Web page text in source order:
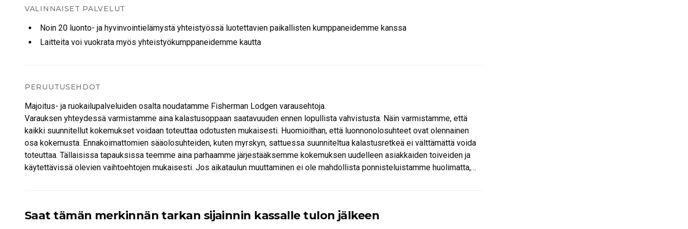
Puulämmitteinen kylpytynnyri (saatavilla 200 € lisämaksusta)
Nuotiopaikka kodikkaisiin iltoihin tulen äärellä
Köysirata ja trampoliini leikkisiin hetkiin metsässä
Mukavuudet
Takka
Perinteinen puulämmitteinen sauna
Wi-Fi
Jääkaappi
Pakastin
Pesukone pesuaineineen
VALINNAISET PALVELUT
Noin 20 luonto- ja hyvinvointielämystä yhteistyössä luotettavien paikallisten kumppaneidemme kanssa
Laitteita voi vuokrata myös yhteistyökumppaneidemme kautta
PERUUTUSEHDOT
Majoitus- ja ruokailupalveluiden osalta noudatamme Fisherman Lodgen varausehtoja.
Varauksen yhteydessä varmistamme aina kalastusoppaan saatavuuden ennen lopullista vahvistusta. Näin varmistamme, että
kaikki suunnitellut kokemukset voidaan toteuttaa odotusten mukaisesti. Huomioithan, että luonnonolosuhteet ovat olennainen
osa kokemusta. Ennakoimattomien sääolosuhteiden, kuten myrskyn, sattuessa suunniteltua kalastusretkeä ei välttämättä voida
toteuttaa. Tällaisissa tapauksissa teemme aina parhaamme järjestääksemme kokemuksen uudelleen asiakkaiden toiveiden ja
käytettävissä olevien vaihtoehtojen mukaisesti. Jos aikataulun muuttaminen ei ole mahdollista ponnisteluistamme huolimatta,
Saat tämän merkinnän tarkan sijainnin kassalle tulon jälkeen